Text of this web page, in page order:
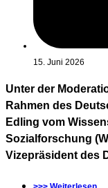
15. Juni 2026
Unter der
Rahmen des
Edling vom
Sozialforschung
Vizepräsident des